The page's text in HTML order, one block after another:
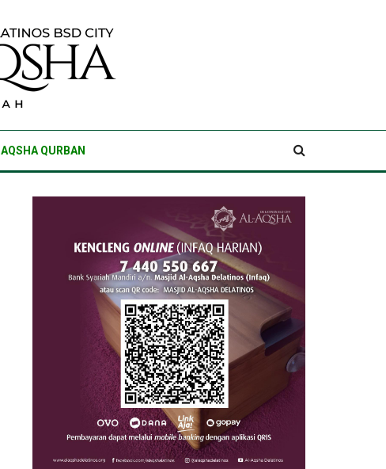
AQSHA QURBAN